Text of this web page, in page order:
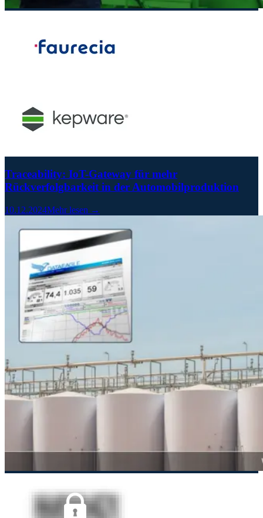
Traceability: IoT-Gateway für mehr
Rückverfolgbarkeit in der Automobilproduktion
10.12.2024Mehr lesen →